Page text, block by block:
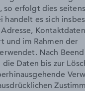
so erfolgt dies
handelt es sich
und im Rahmen der
Nach
Daten bis zur